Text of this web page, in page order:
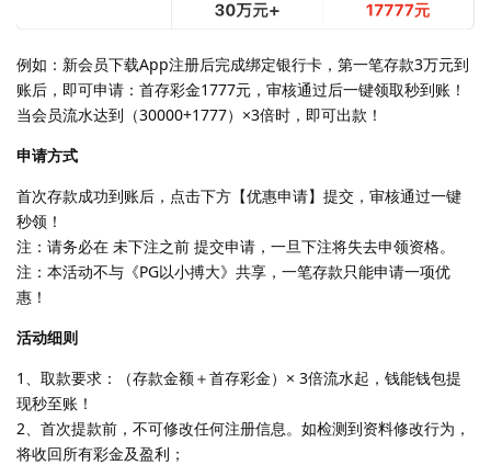
例如：新会员下载App注册后完成绑定银行卡，第一笔存款3万元到
账后，即可申请：首存彩金1777元，审核通过后一键领取秒到账！
当会员流水达到（30000+1777）×3倍时，即可出款！
申请方式
首次存款成功到账后，点击下方【优惠申请】提交，审核通过一键
秒领！
注：请务必在 未下注之前 提交申请，一旦下注将失去申领资格。
注：本活动不与《PG以小搏大》共享，一笔存款只能申请一项优
惠！
活动细则
1、取款要求：（存款金额＋首存彩金）× 3倍流水起，钱能钱包提
现秒至账！
2、首次提款前，不可修改任何注册信息。如检测到资料修改行为，
将收回所有彩金及盈利；